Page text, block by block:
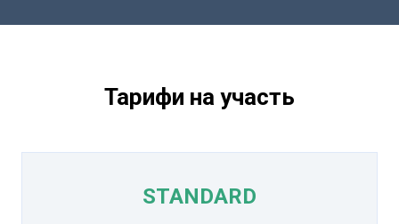
Тарифи на участь
STANDARD